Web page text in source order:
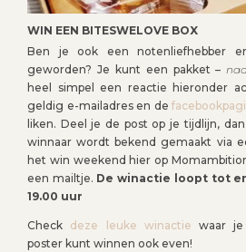
WIN EEN BITESWELOVE BOX
Ben je ook een notenliefhebber
geworden? Je kunt een pakket –
heel simpel een reactie hieronder
geldig e-mailadres en de
liken. Deel je de post op je tijdlijn,
winnaar wordt bekend gemaakt via
het win weekend hier op
een mailtje. De winactie loopt tot
19.00 uur
Check deze leuke winactie waar je
poster kunt winnen ook even!